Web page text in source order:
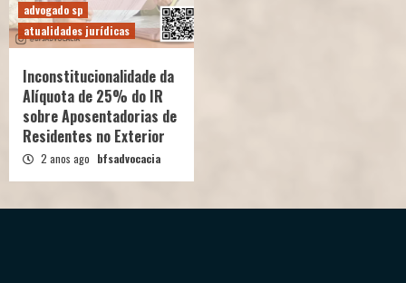
advogado sp
atualidades jurídicas
Inconstitucionalidade da
Alíquota de 25% do IR
sobre Aposentadorias de
Residentes no Exterior
2 anos ago bfsadvocacia